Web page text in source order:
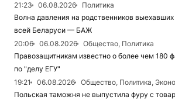
21:23
06.08.2026
Политика
Волна давления на родственников
всей Беларуси — БАЖ
20:06
06.08.2026
Общество, Политика
Правозащитникам известно о более чем 180
по "делу ЕГУ"
19:21
06.08.2026
Общество, Политика,
Польская таможня не выпустила фуру с